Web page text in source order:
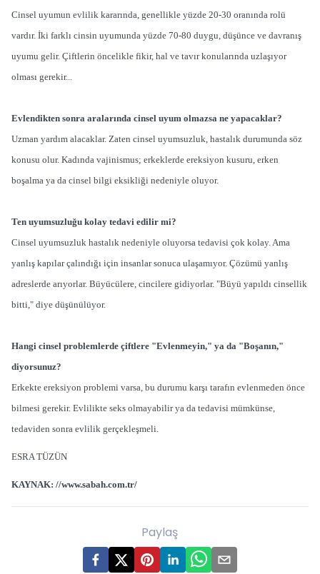
Cinsel uyumun evlilik kararında, genellikle yüzde 20-30 oranında rolü
vardır. İki farklı cinsin uyumunda yüzde 70-80 duygu, düşünce ve davranış
uyumu gelir. Çiftlerin öncelikle fikir, hal ve tavır konularında uzlaşıyor
olması gerekir...
Evlendikten sonra aralarında cinsel uyum olmazsa ne yapacaklar?
Uzman yardım alacaklar. Zaten cinsel uyumsuzluk, hastalık durumunda söz
konusu olur. Kadında vajinismus; erkeklerde ereksiyon kusuru, erken
boşalma ya da cinsel bilgi eksikliği nedeniyle oluyor.
Ten uyumsuzluğu kolay tedavi edilir mi?
Cinsel uyumsuzluk hastalık nedeniyle oluyorsa tedavisi çok kolay. Ama
yanlış kapılar çalındığı için insanlar sonuca ulaşamıyor. Çözümü yanlış
adreslerde arıyorlar. Büyücülere, cincilere gidiyorlar. "Büyü yapıldı cinsellik
bitti," diye düşünülüyor.
Hangi cinsel problemlerde çiftlere "Evlenmeyin," ya da "Boşanın,"
diyorsunuz?
Erkekte ereksiyon problemi varsa, bu durumu karşı tarafın evlenmeden önce
bilmesi gerekir. Evlilikte seks olmayabilir ya da tedavisi mümkünse,
tedaviden sonra evlilik gerçekleşmeli.
ESRA TÜZÜN
KAYNAK: //www.sabah.com.tr/
Paylaş